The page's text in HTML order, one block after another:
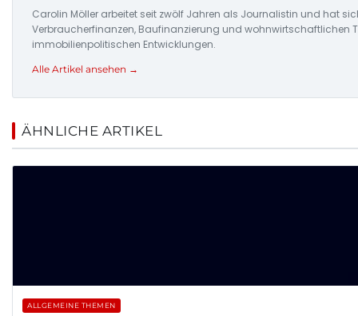
Carolin Möller arbeitet seit zwölf Jahren als Journalistin und hat
Verbraucherfinanzen, Baufinanzierung und wohnwirtschaftlichen
immobilienpolitischen Entwicklungen.
Alle Artikel ansehen →
ÄHNLICHE ARTIKEL
ALLGEMEINE THEMEN